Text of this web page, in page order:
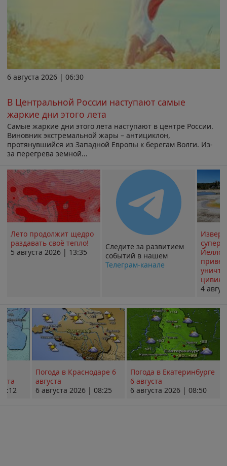
6 августа 2026 | 06:30
В Центральной России наступают самые
жаркие дни этого лета
Самые жаркие дни этого лета наступают в центре России.
Виновник экстремальной жары – антициклон,
протянувшийся из Западной Европы к берегам Волги. Из-
за перегрева земной...
Лето продолжит щедро
раздавать своё тепло!
5 августа 2026 | 13:35
Следите за развитием
событий в нашем
Телеграм-канале
4
Погода в Краснодаре 6
августа
6 августа 2026 | 08:25
Погода в Екатеринбурге
6 августа
6 августа 2026 | 08:50